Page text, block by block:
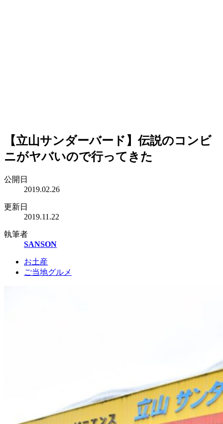
【立山サンダーバード】伝説のコンビ
ニがヤバいので行ってきた
公開日
2019.02.26
更新日
2019.11.22
執筆者
SANSON
お土産
ご当地グルメ